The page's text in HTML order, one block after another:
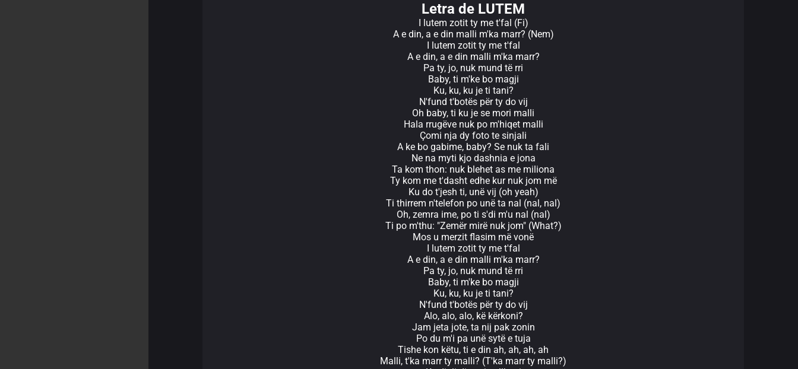
Letra de LUTEM
I lutem zotit ty me t'fal (Fi)
A e din, a e din malli m'ka marr? (Nem)
I lutem zotit ty me t'fal
A e din, a e din malli m'ka marr?
Pa ty, jo, nuk mund të rri
Baby, ti m'ke bo magji
Ku, ku, ku je ti tani?
N'fund t'botës për ty do vij
Oh baby, ti ku je se mori malli
Hala rrugëve nuk po m'hiqet malli
Çomi nja dy foto te sinjali
A ke bo gabime, baby? Se nuk ta fali
Ne na myti kjo dashnia e jona
Ta kom thon: nuk blehet as me miliona
Ty kom me t'dasht edhe kur nuk jom më
Ku do t'jesh ti, unë vij (oh yeah)
Ti thirrem n'telefon po unë ta nal (nal, nal)
Oh, zemra ime, po ti s'di m'u nal (nal)
Ti po m'thu: "Zemër mirë nuk jom" (What?)
Mos u merzit flasim më vonë
I lutem zotit ty me t'fal
A e din, a e din malli m'ka marr?
Pa ty, jo, nuk mund të rri
Baby, ti m'ke bo magji
Ku, ku, ku je ti tani?
N'fund t'botës për ty do vij
Alo, alo, alo, kë kërkoni?
Jam jeta jote, ta nij pak zonin
Po du m'i pa unë sytë e tuja
Tishe kon këtu, ti e din ah, ah, ah, ah
Malli, t'ka marr ty malli? (T'ka marr ty malli?)